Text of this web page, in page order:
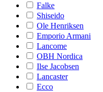
Falke
Shiseido
Ole Henriksen
Emporio Armani
Lancome
OBH Nordica
Ilse Jacobsen
Lancaster
Ecco